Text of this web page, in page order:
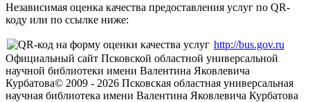
Независимая оценка качества предоставления услуг по QR-
коду или по ссылке ниже:
http://bus.gov.ru
Официальный сайт Псковской областной универсальной
научной библиотеки имени Валентина Яковлевича
Курбатова© 2009 - 2026 Псковская областная универсальная
научная библиотека имени Валентина Яковлевича Курбатова